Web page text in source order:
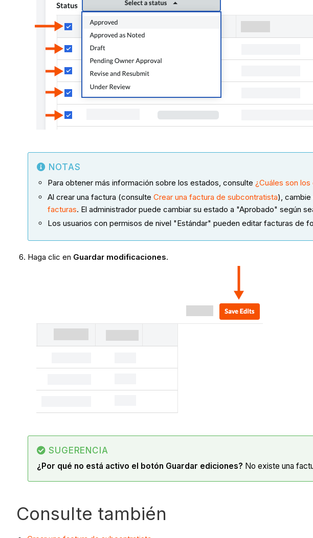
NOTAS
Para obtener más información sobre los estados, consulte¿Cuáles son
Al crear una factura (consulteCrear una factura de subcontratista),
facturas. El administrador puede cambiar su estado a "Aprobado" según
Los usuarios con permisos de nivel "Estándar" pueden editar facturas de
Haga clic en Guardar modificaciones.
SUGERENCIA
¿Por qué no está activo el botón Guardar ediciones? No existe una
Consulte también